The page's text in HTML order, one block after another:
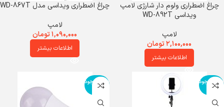
چراغ اضطراری ولوم دار شارژی لامپ
ویداسی WD-892T
لامپ
۲,۱۰۰,۰۰۰تومان
اطلاعات بیشتر
چراغ اضطراری ویداسی مدل WD-867T
لامپ
۱,۰۹۰,۰۰۰تومان
اطلاعات بیشتر
اتمام موجود
ی
اتمام موجود
ی